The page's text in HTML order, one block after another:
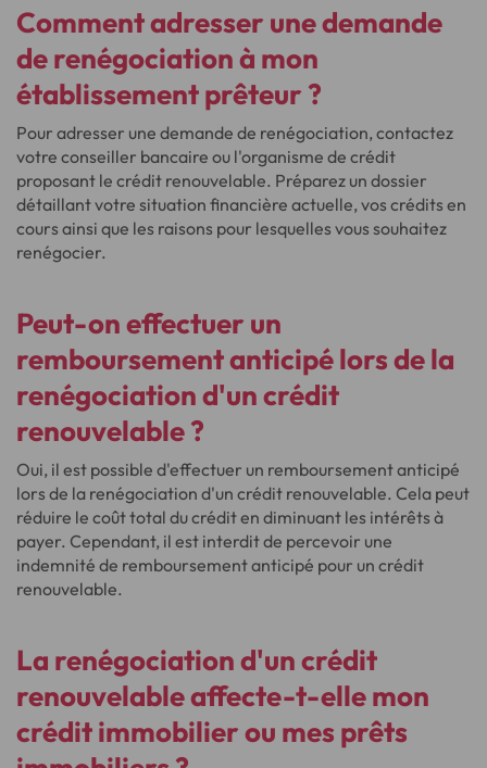
Comment adresser une demande
de renégociation à mon
établissement prêteur ?
Pour adresser une demande de renégociation, contactez
votre conseiller bancaire ou l'organisme de crédit
proposant le crédit renouvelable. Préparez un dossier
détaillant votre situation financière actuelle, vos crédits en
cours ainsi que les raisons pour lesquelles vous souhaitez
renégocier.
Peut-on effectuer un
remboursement anticipé lors de la
renégociation d'un crédit
renouvelable ?
Oui, il est possible d'effectuer un remboursement anticipé
lors de la renégociation d'un crédit renouvelable. Cela peut
réduire le coût total du crédit en diminuant les intérêts à
payer. Cependant, il est interdit de percevoir une
indemnité de remboursement anticipé pour un crédit
renouvelable.
La renégociation d'un crédit
renouvelable affecte-t-elle mon
crédit immobilier ou mes prêts